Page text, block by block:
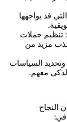
قد يواجهها
.
: تنظيم حملات
مزيد من
السياسات
معهم.
النجاح
في: